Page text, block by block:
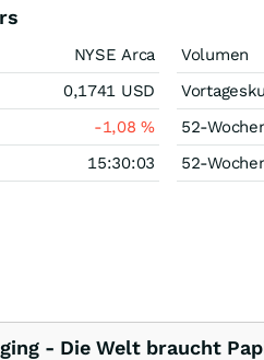
NYSE Arca
0,1741 USD
-1,08%
15:30:03
Volumen
52-
52-
- Die Welt braucht